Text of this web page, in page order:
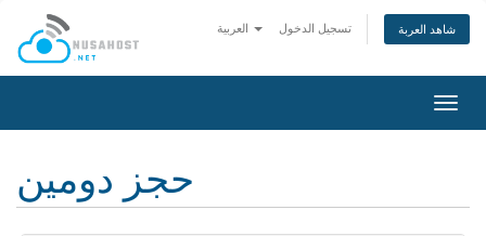
تسجيل الدخول شاهد العربة
تبديل
التنقل
حجز دومين